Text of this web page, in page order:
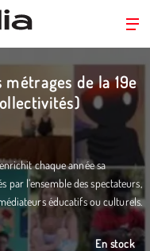
de la 19e
chaque année sa
par l’ensemble des spectateurs,
éducatifs ou culturels.
En stock